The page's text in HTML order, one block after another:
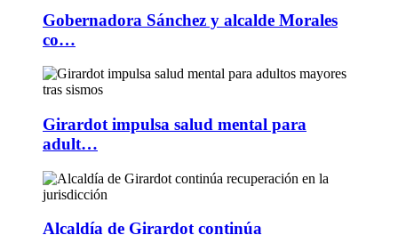
Gobernadora Sánchez y alcalde Morales
co…
Girardot impulsa salud mental para
adult…
Alcaldía de Girardot continúa